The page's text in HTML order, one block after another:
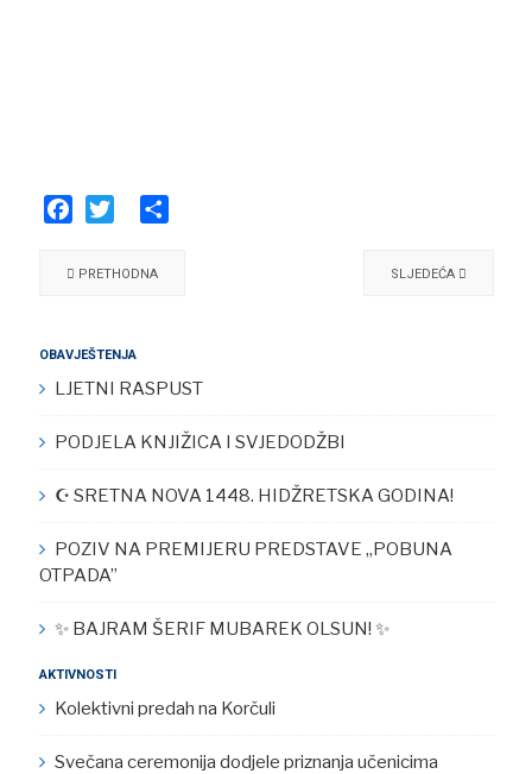
PRETHODNA SLJEDEĆA
OBAVJEŠTENJA
LJETNI RASPUST
PODJELA KNJIŽICA I SVJEDODŽBI
☪︎ SRETNA NOVA 1448. HIDŽRETSKA GODINA!
POZIV NA PREMIJERU PREDSTAVE „POBUNA
OTPADA”
✨ BAJRAM ŠERIF MUBAREK OLSUN! ✨
AKTIVNOSTI
Kolektivni predah na Korčuli
Svečana ceremonija dodjele priznanja učenicima